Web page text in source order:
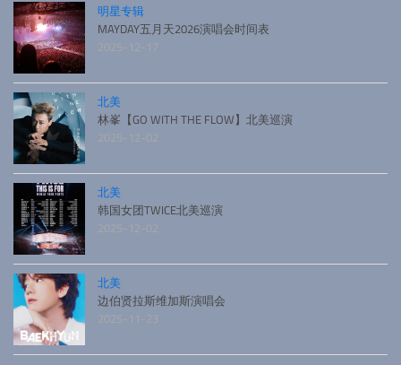
明星专辑
MAYDAY五月天2026演唱会时间表
2025-12-17
北美
林峯【GO WITH THE FLOW】北美巡演
2025-12-02
北美
韩国女团TWICE北美巡演
2025-12-02
北美
边伯贤拉斯维加斯演唱会
2025-11-23